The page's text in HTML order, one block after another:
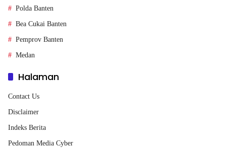
Polda Banten
Bea Cukai Banten
Pemprov Banten
Medan
Halaman
Contact Us
Disclaimer
Indeks Berita
Pedoman Media Cyber